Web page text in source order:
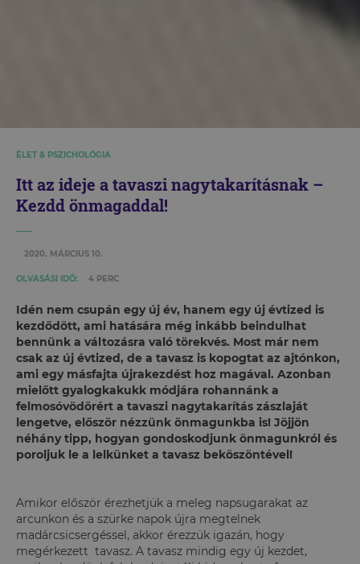
ÉLET & PSZICHOLÓGIA
Itt az ideje a tavaszi nagytakarításnak –
Kezdd önmagaddal!
2020. MÁRCIUS 10.
OLVASÁSI IDŐ: 4 PERC
Idén nem csupán egy új év, hanem egy új évtized is
kezdődött, ami hatására még inkább beindulhat
bennünk a változásra való törekvés. Most már nem
csak az új évtized, de a tavasz is kopogtat az ajtónkon,
ami egy másfajta újrakezdést hoz magával. Azonban
mielőtt gyalogkakukk módjára rohannánk a
felmosóvödörért a tavaszi nagytakarítás zászlaját
lengetve, először nézzünk önmagunkba is! Jöjjön
néhány tipp, hogyan gondoskodjunk önmagunkról és
poroljuk le a lelkünket a tavasz beköszöntével!
Amikor először érezhetjük a meleg napsugarakat az
arcunkon és a szürke napok újra megtelnek
madárcsicsergéssel, akkor érezzük igazán, hogy
megérkezett tavasz. A tavasz mindig egy új kezdet,